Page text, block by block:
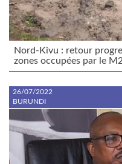
Nord-Kivu : retour
zones occupées par le
26/07/2022
BURUNDI